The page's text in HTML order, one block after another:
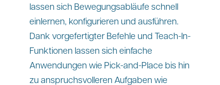
lassen sich Bewegungsabläufe schnell
einlernen, konfigurieren und ausführen.
Dank vorgefertigter Befehle und Teach-In-
Funktionen lassen sich einfache
Anwendungen wie Pick-and-Place bis hin
zu anspruchsvolleren Aufgaben wie